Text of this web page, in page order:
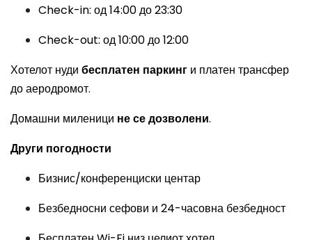
Check-in: од 14:00 до 23:30
Check-out: од 10:00 до 12:00
Хотелот нуди бесплатен паркинг и платен трансфер
до аеродромот.
Домашни миленици не се дозволени.
Други погодности
Бизнис/конференциски центар
Безбедносни сефови и 24-часовна безбедност